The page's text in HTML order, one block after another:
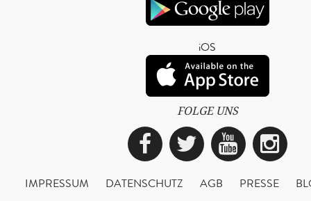
iOS
FOLGE UNS
Facebook
Twitter
IMPRESSUM DATENSCHUTZ AGB PRESSE